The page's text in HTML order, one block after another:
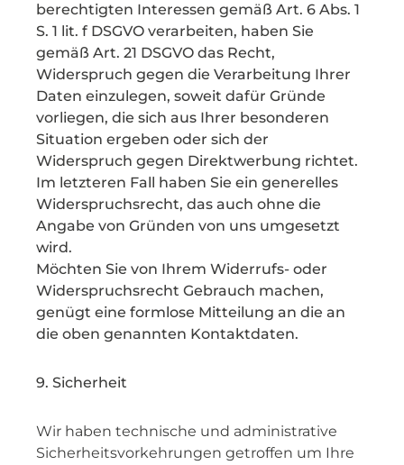
berechtigten Interessen gemäß Art. 6 Abs. 1
S. 1 lit. f DSGVO verarbeiten, haben Sie
gemäß Art. 21 DSGVO das Recht,
Widerspruch gegen die Verarbeitung Ihrer
Daten einzulegen, soweit dafür Gründe
vorliegen, die sich aus Ihrer besonderen
Situation ergeben oder sich der
Widerspruch gegen Direktwerbung richtet.
Im letzteren Fall haben Sie ein generelles
Widerspruchsrecht, das auch ohne die
Angabe von Gründen von uns umgesetzt
wird.
Möchten Sie von Ihrem Widerrufs- oder
Widerspruchsrecht Gebrauch machen,
genügt eine formlose Mitteilung an die an
die oben genannten Kontaktdaten.
9. Sicherheit
Wir haben technische und administrative
Sicherheitsvorkehrungen getroffen um Ihre